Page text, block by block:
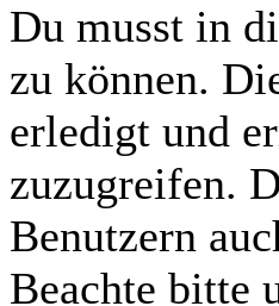
Du musst in
zu können.
erledigt und
zuzugreifen.
Benutzern
Beachte bitte